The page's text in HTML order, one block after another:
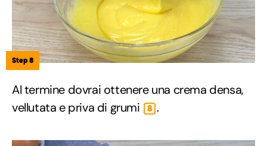
Step 8
Al termine dovrai ottenere una crema densa,
vellutata e priva di grumi
8 .